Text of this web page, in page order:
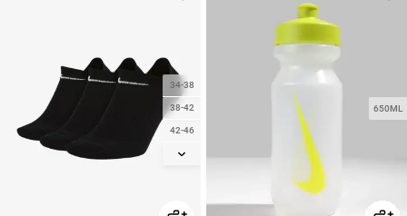
650ML
34-38
38-42
42-46
46-50